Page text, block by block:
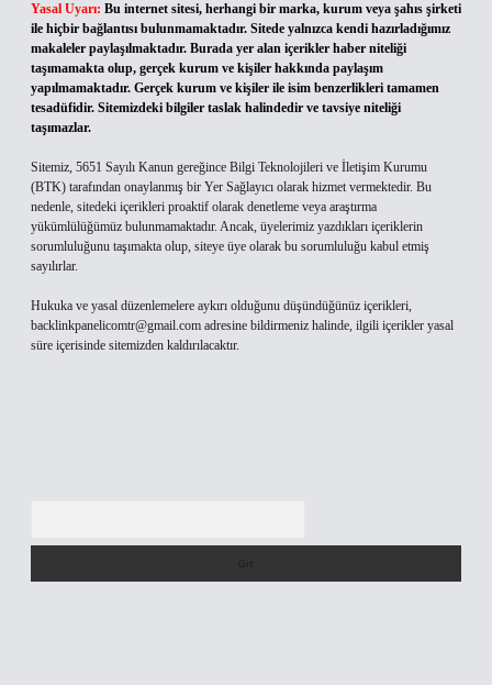
Yasal Uyarı: Bu internet sitesi, herhangi bir marka, kurum veya şahıs şirketi
ile hiçbir bağlantısı bulunmamaktadır. Sitede yalnızca kendi hazırladığımız
makaleler paylaşılmaktadır. Burada yer alan içerikler haber niteliği
taşımamakta olup, gerçek kurum ve kişiler hakkında paylaşım
yapılmamaktadır. Gerçek kurum ve kişiler ile isim benzerlikleri tamamen
tesadüfidir. Sitemizdeki bilgiler taslak halindedir ve tavsiye niteliği
taşımazlar.
Sitemiz, 5651 Sayılı Kanun gereğince Bilgi Teknolojileri ve İletişim Kurumu
(BTK) tarafından onaylanmış bir Yer Sağlayıcı olarak hizmet vermektedir. Bu
nedenle, sitedeki içerikleri proaktif olarak denetleme veya araştırma
yükümlülüğümüz bulunmamaktadır. Ancak, üyelerimiz yazdıkları içeriklerin
sorumluluğunu taşımakta olup, siteye üye olarak bu sorumluluğu kabul etmiş
sayılırlar.
Hukuka ve yasal düzenlemelere aykırı olduğunu düşündüğünüz içerikleri,
backlinkpanelicomtr@gmail.com adresine bildirmeniz halinde, ilgili içerikler yasal
süre içerisinde sitemizden kaldırılacaktır.